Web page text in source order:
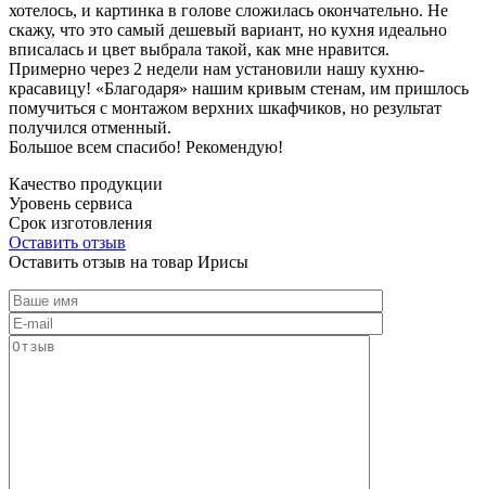
хотелось, и картинка в голове сложилась окончательно. Не
скажу, что это самый дешевый вариант, но кухня идеально
вписалась и цвет выбрала такой, как мне нравится.
Примерно через 2 недели нам установили нашу кухню-
красавицу! «Благодаря» нашим кривым стенам, им пришлось
помучиться с монтажом верхних шкафчиков, но результат
получился отменный.
Большое всем спасибо! Рекомендую!
Качество продукции
Уровень сервиса
Срок изготовления
Оставить отзыв
Оставить отзыв на товар Ирисы